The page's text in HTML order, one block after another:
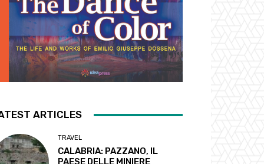
ARTICLES
TRAVEL
CALABRIA: PAZZANO, IL
PAESE DELLE MINIERE